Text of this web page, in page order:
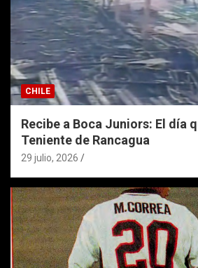
CHILE
Recibe a Boca Juniors: El día
Teniente de Rancagua
29 julio, 2026